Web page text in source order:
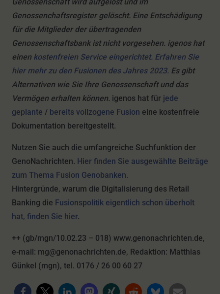
Genossenchaftsregister gelöscht. Eine Entschädigung
für die Mitglieder der übertragenden
Genossenschaftsbank ist nicht vorgesehen. igenos hat
einen kostenfreien Service eingerichtet. Erfahren Sie
hier mehr zu den Fusionen des Jahres 2023. Es gibt
Alternativen wie Sie Ihre Genossenschaft und das
Vermögen erhalten können. igenos hat für jede
geplante / bereits vollzogene Fusion eine kostenfreie
Dokumentation bereitgestellt.
Nutzen Sie auch die umfangreiche Suchfunktion der
GenoNachrichten. Hier finden Sie ausgewählte Beiträge
zum Thema Fusion Genobanken.
Hintergründe, warum die Digitalisierung des Retail
Banking die Fusionspolitik eigentlich schon überholt
hat, finden Sie hier.
++ (gb/mgn/10.02.23 – 018) www.genonachrichten.de,
e-mail: mg@genonachrichten.de, Redaktion: Matthias
Günkel (mgn), tel. 0176 / 26 00 60 27